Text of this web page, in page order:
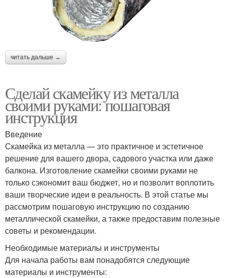
читать дальше →
Сделай скамейку из металла
своими руками: пошаговая
инструкция
Введение
Скамейка из металла — это практичное и эстетичное
решение для вашего двора, садового участка или даже
балкона. Изготовление скамейки своими руками не
только сэкономит ваш бюджет, но и позволит воплотить
ваши творческие идеи в реальность. В этой статье мы
рассмотрим пошаговую инструкцию по созданию
металлической скамейки, а также предоставим полезные
советы и рекомендации.
Необходимые материалы и инструменты
Для начала работы вам понадобятся следующие
материалы и инструменты: